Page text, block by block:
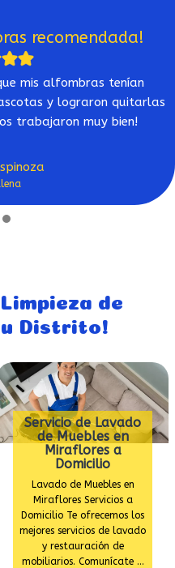
recomendada!
mis alfombras tenían
y lograron quitarlas
trabajaron muy bien!
de
Distrito!
Servicio de Lavado
de Muebles en
Miraflores a
Domicilio
Lavado de Muebles en
Miraflores Servicios a
Domicilio Te ofrecemos los
mejores servicios de lavado
y restauración de
mobiliarios. Comunícate …